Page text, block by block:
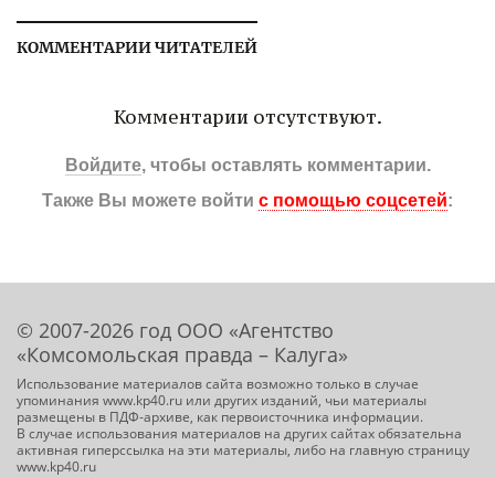
КОММЕНТАРИИ ЧИТАТЕЛЕЙ
Комментарии отсутствуют.
Войдите, чтобы оставлять комментарии.
Также Вы можете войти с помощью соцсетей:
© 2007-2026 год ООО «Агентство
«Комсомольская правда – Калуга»
Использование материалов сайта возможно только в случае
упоминания www.kp40.ru или других изданий, чьи материалы
размещены в ПДФ-архиве, как первоисточника информации.
В случае использования материалов на других сайтах обязательна
активная гиперссылка на эти материалы, либо на главную страницу
www.kp40.ru